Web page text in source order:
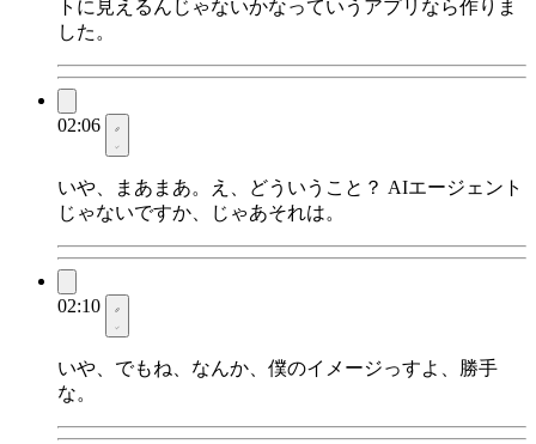
トに見えるんじゃないかなっていうアプリなら作りま
した。
02:06
いや、まあまあ。え、どういうこと？ AIエージェント
じゃないですか、じゃあそれは。
02:10
いや、でもね、なんか、僕のイメージっすよ、勝手
な。